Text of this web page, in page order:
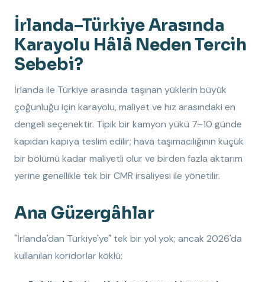
İrlanda–Türkiye Arasında
Karayolu Hâlâ Neden Tercih
Sebebi?
İrlanda ile Türkiye arasında taşınan yüklerin büyük
çoğunluğu için karayolu, maliyet ve hız arasındaki en
dengeli seçenektir. Tipik bir kamyon yükü 7–10 günde
kapıdan kapıya teslim edilir; hava taşımacılığının küçük
bir bölümü kadar maliyetli olur ve birden fazla aktarım
yerine genellikle tek bir CMR irsaliyesi ile yönetilir.
Ana Güzergâhlar
"İrlanda'dan Türkiye'ye" tek bir yol yok; ancak 2026'da
kullanılan koridorlar köklü: